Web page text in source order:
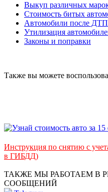
Выкуп различных
Стоимость битых
Автомобили после ДТП
Утилизация
Законы и поправки
Также вы можете
Инструкция по снятию с
в ГИБДД)
ТАКЖЕ МЫ РАБОТАЕМ В
СООБЩЕНИЙ